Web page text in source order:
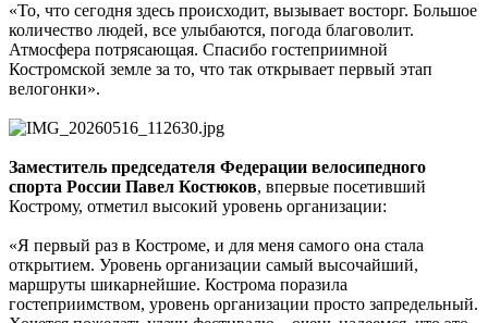
«То, что сегодня здесь происходит, вызывает восторг. Большое
количество людей, все улыбаются, погода благоволит.
Атмосфера потрясающая. Спасибо гостеприимной
Костромской земле за то, что так открывает первый этап
велогонки».
Заместитель председателя Федерации велосипедного
спорта России Павел Костюков, впервые посетивший
Кострому, отметил высокий уровень организации:
«Я первый раз в Костроме, и для меня самого она стала
открытием. Уровень организации самый высочайший,
маршруты шикарнейшие. Кострома поразила
гостеприимством, уровень организации просто запредельный.